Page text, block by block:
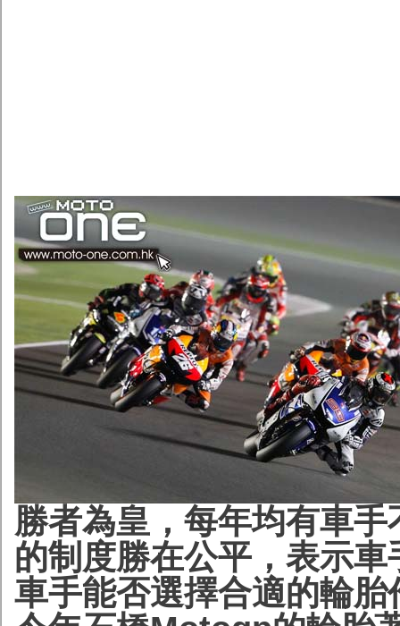
勝者為皇，每年均有車
的制度勝在公平，表示
車手能否選擇合適的輪